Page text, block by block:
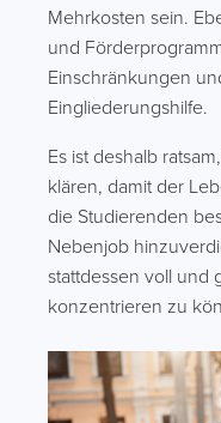
Mehrkosten sein.
und
Einschränkungen
Eingliederungshilfe.
Es ist deshalb
klären, damit der
die Studierenden
Nebenjob
stattdessen voll und
konzentrieren zu